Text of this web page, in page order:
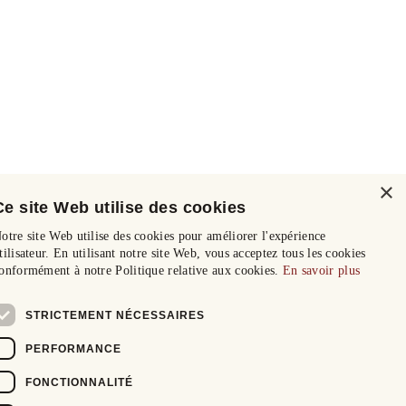
×
site Web utilise des cookies
site Web utilise des cookies pour améliorer l'expérience
En utilisant notre site Web, vous acceptez tous les cookies
à notre Politique relative aux cookies. En savoir plus
STRICTEMENT NÉCESSAIRES
PERFORMANCE
FONCTIONNALITÉ